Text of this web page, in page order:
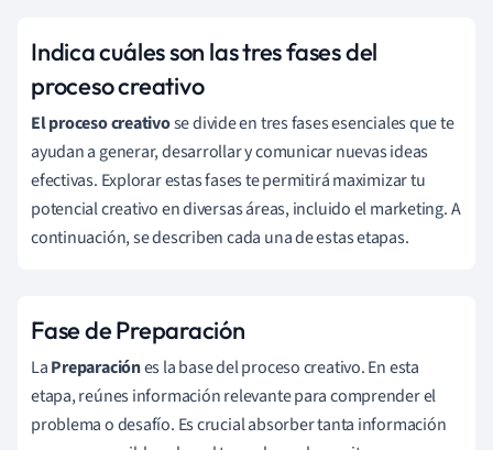
Indica cuáles son las tres fases del
proceso creativo
El proceso creativose divide en tres fases esenciales que te
ayudan a generar, desarrollar y comunicar nuevas ideas
efectivas. Explorar estas fases te permitirá maximizar tu
potencial creativo en diversas áreas, incluido el marketing. A
continuación, se describen cada una de estas etapas.
Fase de Preparación
LaPreparaciónes la base del proceso creativo. En esta
etapa, reúnes información relevante para comprender el
problema o desafío. Es crucial absorber tanta información